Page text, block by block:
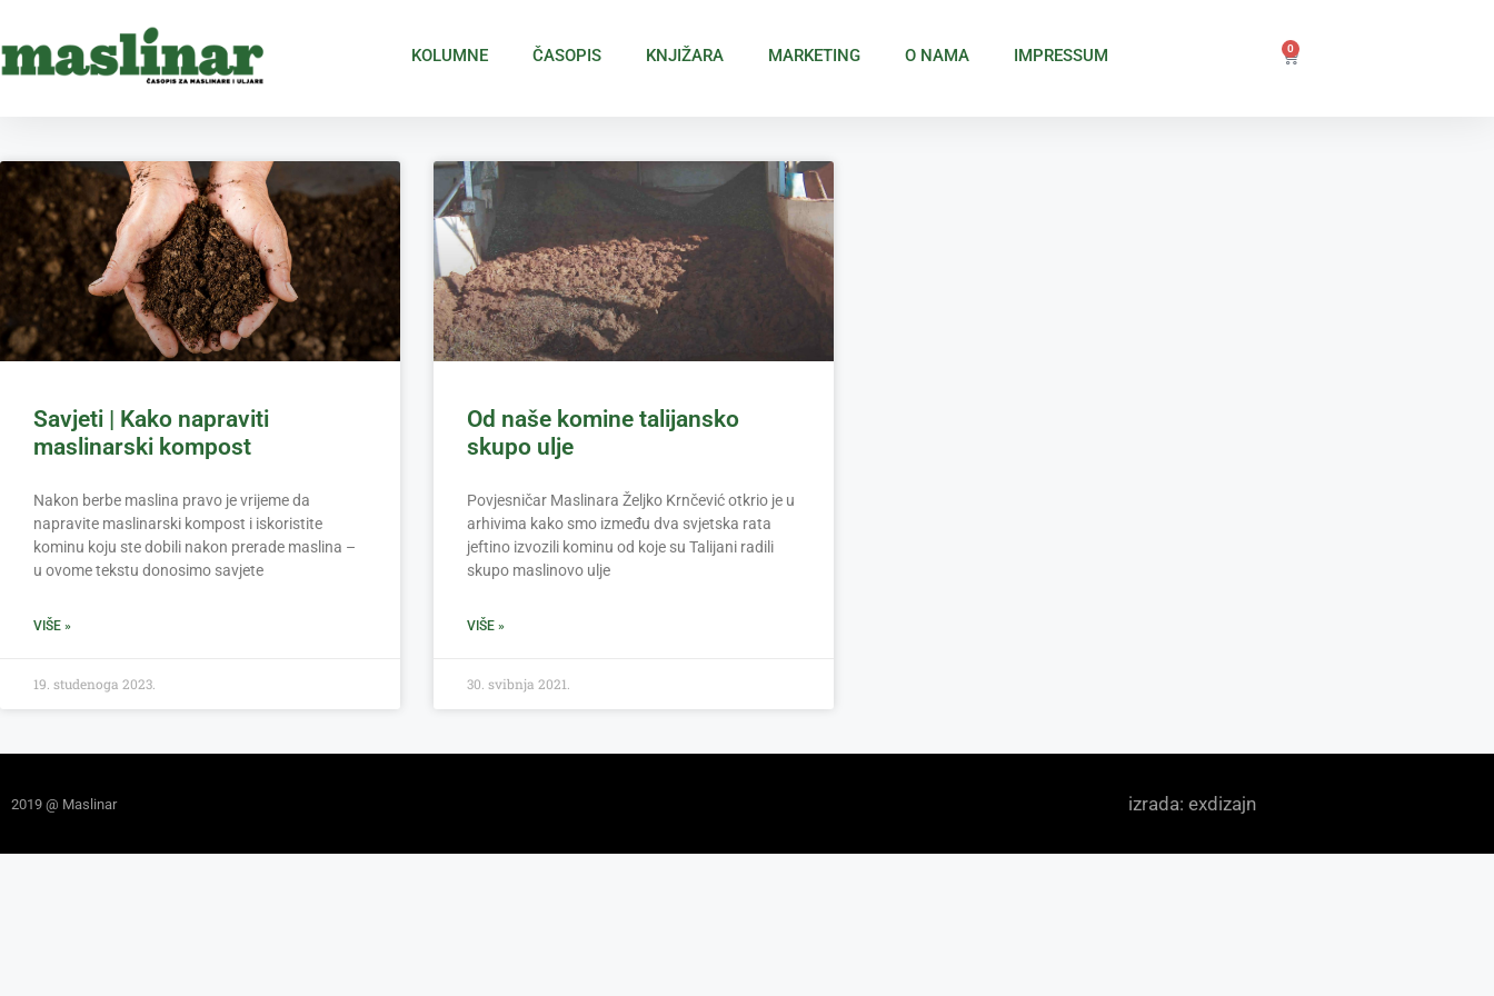
KOLUMNE ČASOPIS KNJIŽARA MARKETING O NAMA IMPRESSUM 0
Savjeti | Kako napraviti
maslinarski kompost
Nakon berbe maslina pravo je vrijeme da
napravite maslinarski kompost i iskoristite
kominu koju ste dobili nakon prerade maslina –
u ovome tekstu donosimo savjete
VIŠE »
19. studenoga 2023.
Od naše komine talijansko
skupo ulje
Povjesničar Maslinara Željko Krnčević otkrio je u
arhivima kako smo između dva svjetska rata
jeftino izvozili kominu od koje su Talijani radili
skupo maslinovo ulje
VIŠE »
30. svibnja 2021.
2019 @ Maslinar izrada: exdizajn